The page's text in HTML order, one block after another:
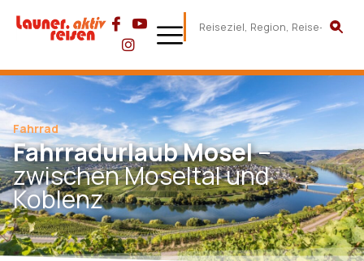
Fahrrad
Fahrradurlaub Mosel–
zwischen Moseltal und
Koblenz